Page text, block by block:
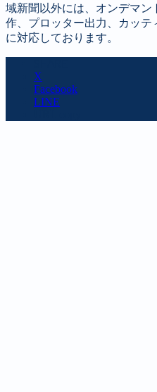
域新聞以外には、オンデマン
作、プロッター出力、カッ
に対応しております。
X
Facebook
LINE